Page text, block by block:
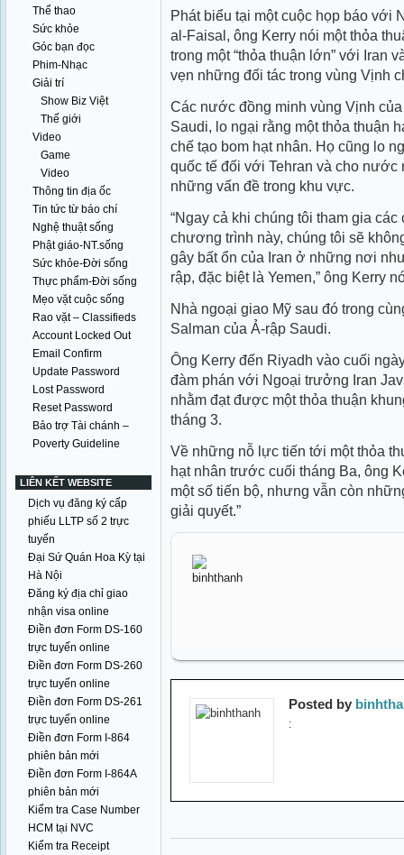
Thể thao
Sức khỏe
Góc bạn đọc
Phim-Nhạc
Giải trí
Show Biz Việt
Thế giới
Video
Game
Video
Thông tin địa ốc
Tin tức từ báo chí
Nghệ thuật sống
Phật giáo-NT.sống
Sức khỏe-Đời sống
Thực phẩm-Đời sống
Mẹo vặt cuộc sống
Rao vặt – Classifieds
Account Locked Out
Email Confirm
Update Password
Lost Password
Reset Password
Bảo trợ Tài chánh –
Poverty Guideline
LIÊN KẾT WEBSITE
Dịch vụ đăng ký cấp
phiếu LLTP số 2 trực
tuyến
Đại Sứ Quán Hoa Kỳ tại
Hà Nội
Đăng ký địa chỉ giao
nhận visa online
Điền đơn Form DS-160
trực tuyến online
Điền đơn Form DS-260
trực tuyến online
Điền đơn Form DS-261
trực tuyến online
Điền đơn Form I-864
phiên bản mới
Điền đơn Form I-864A
phiên bản mới
Kiểm tra Case Number
HCM tại NVC
Kiểm tra Receipt
Phát biểu tại một cuộc họp báo với
al-Faisal, ông Kerry nói một thỏa
trong một “thỏa thuận lớn” với Iran
vẹn những đối tác trong vùng Vịnh
Các nước đồng minh vùng Vịnh
Saudi, lo ngại rằng một thỏa thuận
chế tạo bom hạt nhân. Họ cũng lo
quốc tế đối với Tehran và cho
những vấn đề trong khu vực.
“Ngay cả khi chúng tôi tham gia
chương trình này, chúng tôi sẽ
gây bất ổn của Iran ở những nơi
rập, đặc biệt là Yemen,” ông Kerry
Nhà ngoại giao Mỹ sau đó trong
Salman của Ả-rập Saudi.
Ông Kerry đến Riyadh vào cuối
đàm phán với Ngoại trưởng Iran
nhằm đạt được một thỏa thuận
tháng 3.
Về những nỗ lực tiến tới một thỏa
hạt nhân trước cuối tháng Ba, ông
một số tiến bộ, nhưng vẫn còn
giải quyết.”
Posted by
: